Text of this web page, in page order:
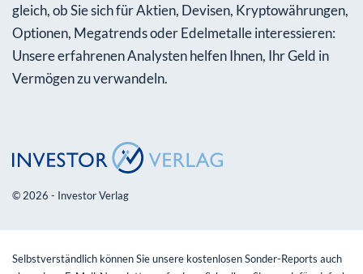
gleich, ob Sie sich für Aktien, Devisen, Kryptowährungen,
Optionen, Megatrends oder Edelmetalle interessieren:
Unsere erfahrenen Analysten helfen Ihnen, Ihr Geld in
Vermögen zu verwandeln.
© 2026 - Investor Verlag
Selbstverständlich können Sie unsere kostenlosen Sonder-Reports auch